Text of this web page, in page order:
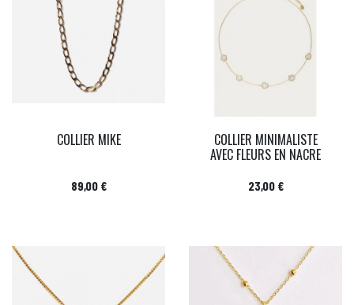
COLLIER MIKE
Prix
89,00 €
COLLIER MINIMALISTE
AVEC FLEURS EN NACRE
Prix
23,00 €